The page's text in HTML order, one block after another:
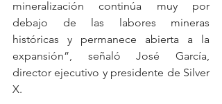
mineralización continúa muy por
debajo de las labores mineras
históricas y permanece abierta a la
expansión”, señaló José García,
director ejecutivo y presidente de Silver
X.